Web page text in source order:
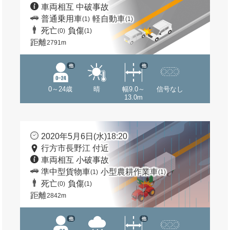
車両相互 中破事故
普通乗用車(1) 軽自動車(1)
死亡(0) 負傷(1)
距離2791m
0～24歳
他
晴
幅9.0～
13.0m
他
信号なし
2020年5月6日(水)18:20
行方市長野江 付近
車両相互 小破事故
準中型貨物車(1) 小型農耕作業車(1)
死亡(0) 負傷(1)
距離2842m
他 他